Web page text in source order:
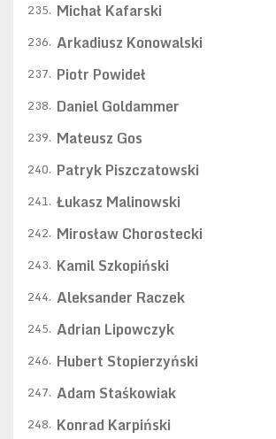
235. Michał Kafarski
236. Arkadiusz Konowalski
237. Piotr Powideł
238. Daniel Goldammer
239. Mateusz Gos
240. Patryk Piszczatowski
241. Łukasz Malinowski
242. Mirosław Chorostecki
243. Kamil Szkopiński
244. Aleksander Raczek
245. Adrian Lipowczyk
246. Hubert Stopierzyński
247. Adam Staśkowiak
248. Konrad Karpiński